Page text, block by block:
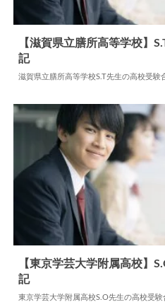
高校合格体験記
【滋賀県立膳所高等学校】
記
滋賀県立膳所高等学校S.T先生の高校受験
高校合格体験記
【東京学芸大学附属高校】
記
東京学芸大学附属高校S.O先生の高校受験